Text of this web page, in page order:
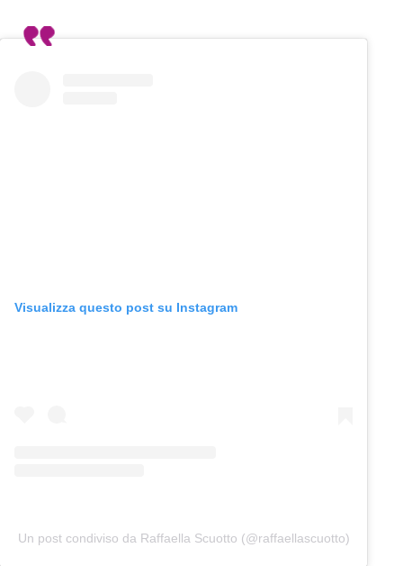
Visualizza questo post su Instagram
Un post condiviso da Raffaella Scuotto (@raffaellascuotto)